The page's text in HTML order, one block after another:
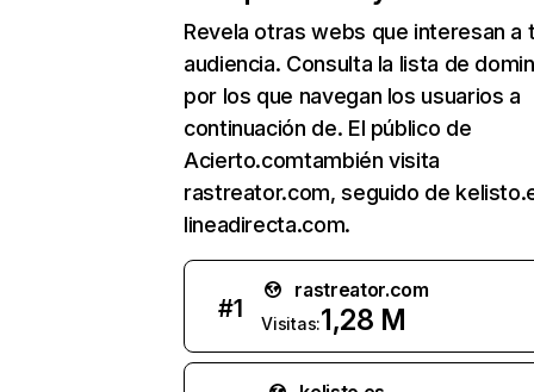
Revela otras webs que interesan a
audiencia. Consulta la lista de
por los que navegan los usuarios a
continuación de. El público de
Acierto.comtambién visita
rastreator.com, seguido de
lineadirecta.com.
#1
rastreator.com
Visitas:1,28 M